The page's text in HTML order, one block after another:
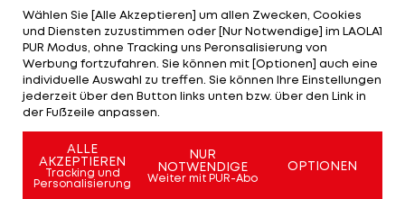
vorbereitete, schon in der fünften Minute in
Führung. Roland Linz (25.) und Neuzugang Dare Vrsic
(28.) leiten jedoch noch vor der Pause mit einem
Doppelschlag die Wende ein. Den Endstand
besorgt schließlich der Tscheche Tomas Jun in der
75. Minute.
Mehr zum Thema
Wählen Sie [Alle Akzeptieren] um allen Zwecken, Cookies
und Diensten zuzustimmen oder [Nur Notwendige] im LAOLA1
PUR Modus, ohne Tracking uns Peronsalisierung von
Werbung fortzufahren. Sie können mit [Optionen] auch eine
individuelle Auswahl zu treffen. Sie können Ihre Einstellungen
jederzeit über den Button links unten bzw. über den Link in
der Fußzeile anpassen.
ALLE
AKZEPTIEREN
Tracking und
Personalisierung
NUR
NOTWENDIGE
Weiter mit PUR-Abo
OPTIONEN